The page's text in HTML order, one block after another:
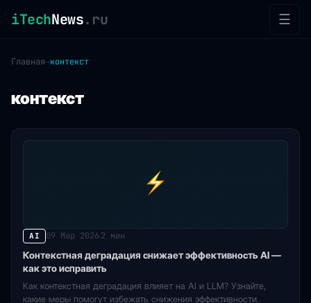
iTechNews.ru ☰
Главная→контекст
контекст
AI 09 Мар 2026 2 мин
Контекстная деградация снижает эффективность AI —
как это исправить
Как контекстная деградация влияет на AI и LLM? Узнайте,
какие меры помогут избежать снижения эффективности.